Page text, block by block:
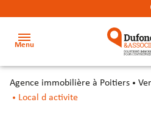
Menu
Accueil
agence immobilière à Poitiers
Local d activite